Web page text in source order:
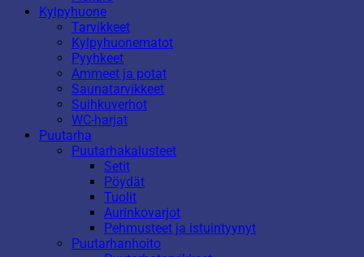
Kylpyhuone
Tarvikkeet
Kylpyhuonematot
Pyyhkeet
Ammeet ja potat
Saunatarvikkeet
Suihkuverhot
WC-harjat
Puutarha
Puutarhakalusteet
Setit
Pöydät
Tuolit
Aurinkovarjot
Pehmusteet ja istuintyynyt
Puutarhanhoito